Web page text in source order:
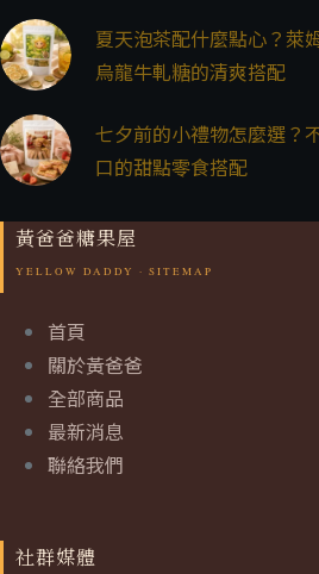
夏天泡茶配什麼點心？萊
烏龍牛軋糖的清爽搭配
七夕前的小禮物怎麼選？
口的甜點零食搭配
黃爸爸糖果屋
首頁
關於黃爸爸
全部商品
最新消息
聯絡我們
社群媒體